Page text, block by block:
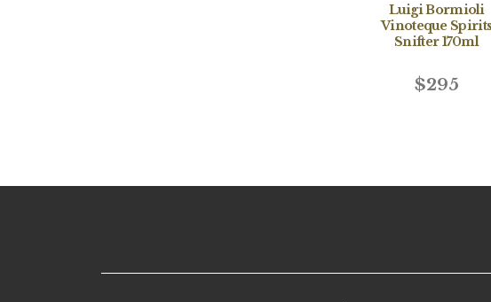
Luigi Bormioli
Vinoteque Spirits
Snifter 170ml
$295